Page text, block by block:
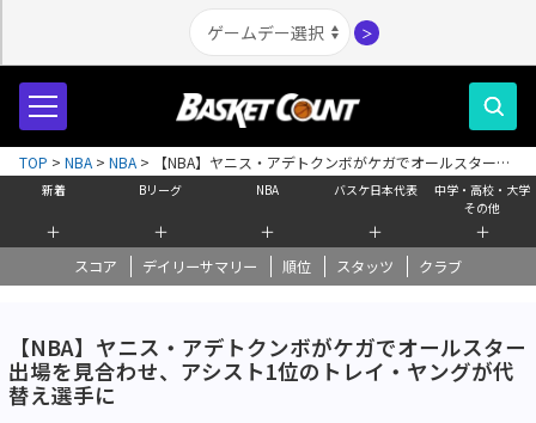
＞
新着
＋
Bリーグ
＋
NBA
＋
バスケ日本代表
＋
中学・高校・大学
その他
＋
スコア デイリーサマリー 順位 スタッツ クラブ
TOP > NBA > NBA >
【NBA】ヤニス・アデトクンボがケガでオールスター出
場を見合わせ、アシスト1位のトレイ・ヤングが代替え選手に
【NBA】ヤニス・アデトクンボがケガでオールスター
出場を見合わせ、アシスト1位のトレイ・ヤングが代
替え選手に